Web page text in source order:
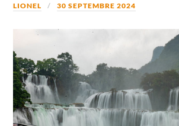
LIONEL 30 SEPTEMBRE 2024